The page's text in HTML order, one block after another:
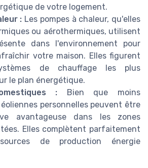
de votre logement.
: Les pompes à chaleur, qu'elles
ou aérothermiques, utilisent
dans l'environnement pour
votre maison. Elles figurent
de chauffage les plus
le plan énergétique.
: Bien que moins
personnelles peuvent être
avantageuse dans les zones
Elles complètent parfaitement
de production énergie